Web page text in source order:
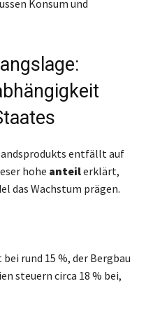
Konsum und
entfällt auf
hohe anteilerklärt,
das Wachstum prägen.
rund 15 %, der Bergbau
steuern circa 18 % bei,